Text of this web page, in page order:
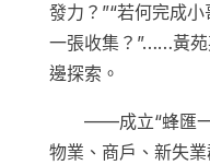
發力？”“若何完成
一張收集？”……黃
邊探索。
——成立“蜂匯
物業、商戶、新失